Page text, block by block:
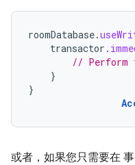
roomDatabase.
transactor .
// Perform
}
}
或者，如果您只需要在